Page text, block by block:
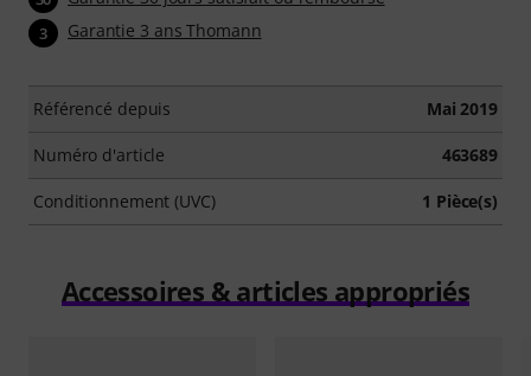
3 Garantie 3 ans Thomann
Référencé depuis Mai 2019
Numéro d'article 463689
Conditionnement (UVC) 1 Pièce(s)
Accessoires & articles appropriés